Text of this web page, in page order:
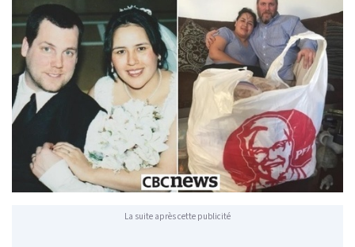
La suite après cette publicité